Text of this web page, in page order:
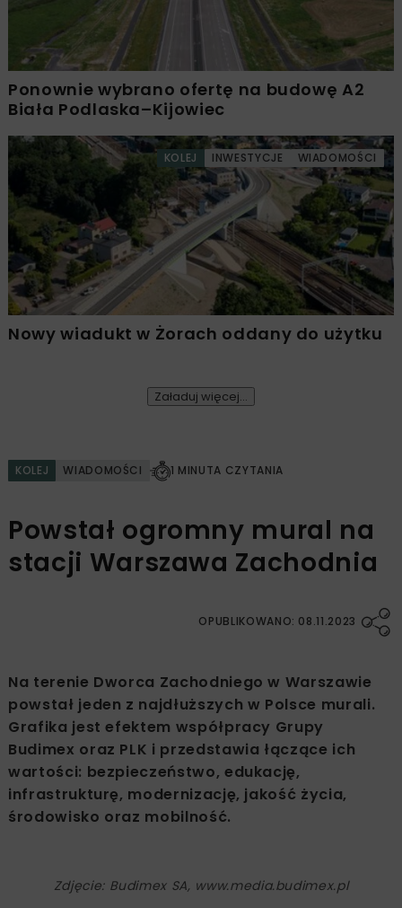
Ponownie wybrano ofertę na budowę A2
Biała Podlaska–Kijowiec
KOLEJ INWESTYCJE WIADOMOŚCI
Nowy wiadukt w Żorach oddany do użytku
Załaduj więcej...
KOLEJ WIADOMOŚCI 1 MINUTA CZYTANIA
Powstał ogromny mural na
stacji Warszawa Zachodnia
OPUBLIKOWANO: 08.11.2023
Na terenie Dworca Zachodniego w Warszawie
powstał jeden z najdłuższych w Polsce murali.
Grafika jest efektem współpracy Grupy
Budimex oraz PLK i przedstawia łączące ich
wartości: bezpieczeństwo, edukację,
infrastrukturę, modernizację, jakość życia,
środowisko oraz mobilność.